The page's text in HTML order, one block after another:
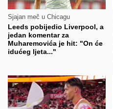
Sjajan meč u Chicagu
Leeds pobijedio Liverpool, a
jedan komentar za
Muharemovića je hit: "On će
idućeg ljeta..."